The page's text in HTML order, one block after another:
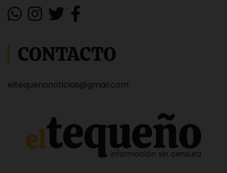
CONTACTO
eltequenonoticias@gmail.com